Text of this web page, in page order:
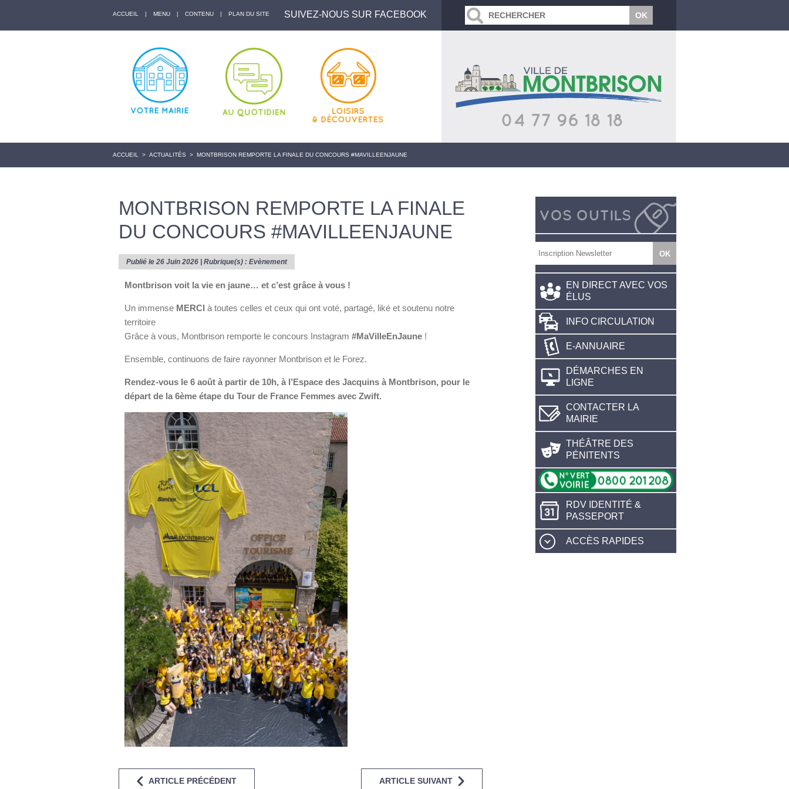
ACCUEIL | MENU | CONTENU | PLAN DU SITE SUIVEZ-NOUS SUR FACEBOOK
ACCUEIL > ACTUALITÉS > MONTBRISON REMPORTE LA FINALE DU CONCOURS #MAVILLEENJAUNE
MONTBRISON REMPORTE LA FINALE
DU CONCOURS #MAVILLEENJAUNE
Publié le 26 Juin 2026 | Rubrique(s) : Evènement
Montbrison voit la vie en jaune… et c’est grâce à vous !
Un immense MERCI à toutes celles et ceux qui ont voté, partagé, liké et soutenu notre
territoire
Grâce à vous, Montbrison remporte le concours Instagram #MaVilleEnJaune !
Ensemble, continuons de faire rayonner Montbrison et le Forez.
Rendez-vous le 6 août à partir de 10h, à l’Espace des Jacquins à Montbrison, pour le
départ de la 6ème étape du Tour de France Femmes avec Zwift.
ARTICLE PRÉCÉDENT ARTICLE SUIVANT
EN DIRECT AVEC VOS
ÉLUS
INFO CIRCULATION
E-ANNUAIRE
DÉMARCHES EN
LIGNE
CONTACTER LA
MAIRIE
THÉÂTRE DES
PÉNITENTS
RDV IDENTITÉ &
PASSEPORT
ACCÈS RAPIDES